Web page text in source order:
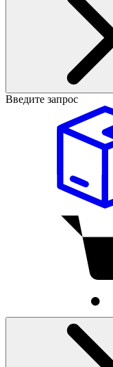
Введите запрос